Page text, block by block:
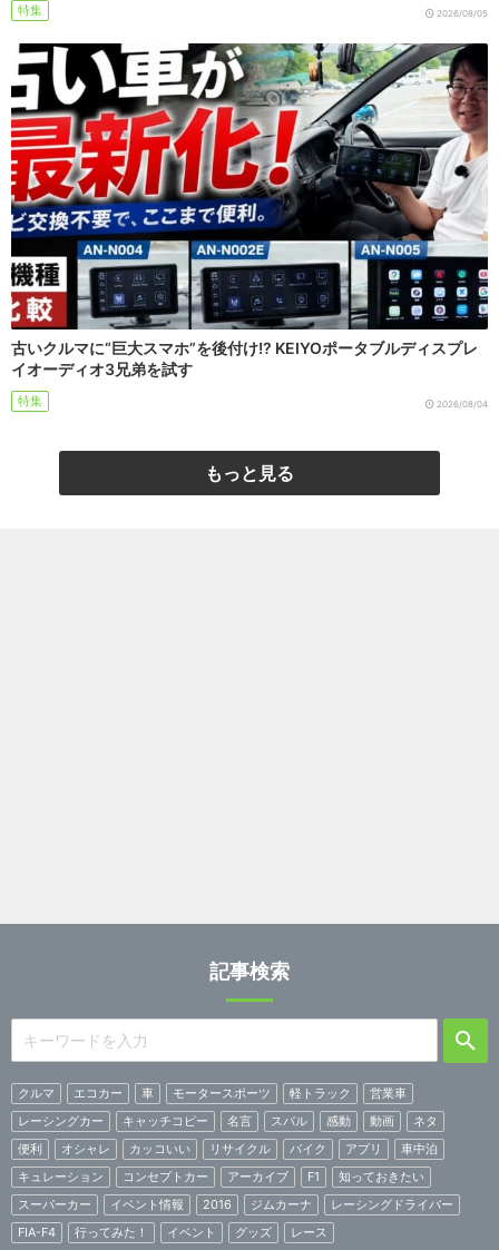
特集 2026/08/05
古いクルマに“巨大スマホ”を後付け!? KEIYOポータブルディスプレ
イオーディオ3兄弟を試す
特集 2026/08/04
もっと見る
記事検索
クルマ エコカー 車 モータースポーツ 軽トラック
営業車
レーシングカー
キャッチコピー 名言 スバル 感動 動画
ネタ
便利
オシャレ カッコいい リサイクル バイク アプリ
車中泊
キュレーション
コンセプトカー アーカイブ F1
知っておきたい
スーパーカー
イベント情報 2016 ジムカーナ
レーシングドライバー
FIA-F4
行ってみた！ イベント グッズ レース